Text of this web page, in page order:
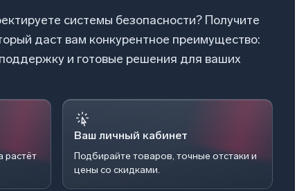
системы безопасности? Получите
даст вам конкурентное преимущество:
и готовые решения для ваших
растёт
Ваш личный кабинет
Подбирайте товаров, точные отстаки и
цены со скидками.